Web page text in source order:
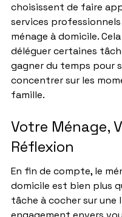
choisissent de faire
services
ménage à domicile.
déléguer certaines
gagner du temps pour
concentrer sur les
famille.
Votre Ménage,
Réflexion
En fin de compte, le
domicile est bien plus
tâche à cocher sur une